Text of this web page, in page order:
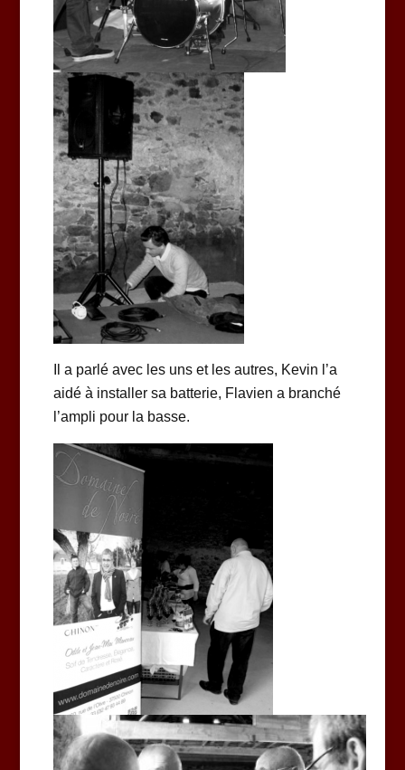
Il a parlé avec les uns et les autres, Kevin l’a
aidé à installer sa batterie, Flavien a branché
l’ampli pour la basse.